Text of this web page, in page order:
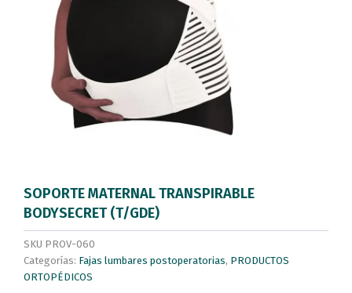
SOPORTE MATERNAL TRANSPIRABLE
BODYSECRET (T/GDE)
SKU PROV-060
Categorías: Fajas lumbares postoperatorias, PRODUCTOS
ORTOPÉDICOS